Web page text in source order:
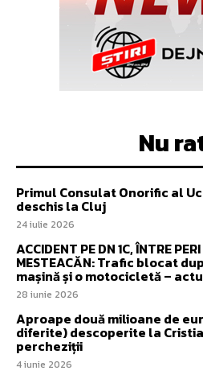
Nu
Primul Consulat Onorific al
deschis la Cluj
24 iulie 2026
ACCIDENT PE DN 1C, ÎNTRE
MESTEACĂN: Trafic blocat
mașină și o motocicletă –
28 iunie 2026
Aproape două milioane de
diferite) descoperite la
percheziții
4 iunie 2026